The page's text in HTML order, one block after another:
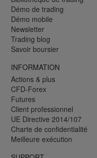
Démo de trading
Démo mobile
Newsletter
Trading blog
Savoir boursier
INFORMATION
Actions & plus
CFD-Forex
Futures
Client professionnel
UE Directive 2014/107
Charte de confidentialité
Meilleure exécution